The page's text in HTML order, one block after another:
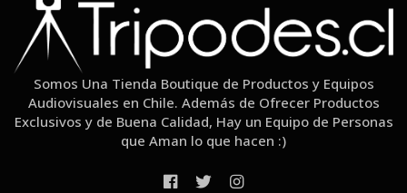
Somos Una Tienda Boutique de Productos y Equipos
Audiovisuales en Chile. Además de Ofrecer Productos
Exclusivos y de Buena Calidad, Hay un Equipo de Personas
que Aman lo que hacen :)